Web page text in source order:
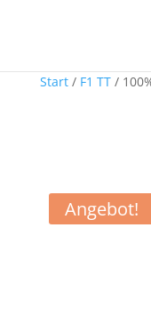
Start/ F1 TT/
Angebot!